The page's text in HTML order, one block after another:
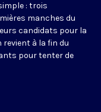
: trois
manches du
candidats pour la
revient à la fin du
pour tenter de